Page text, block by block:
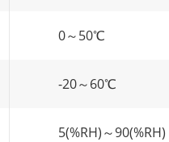
0～50℃
-20～60℃
5(%RH)～90(%RH)